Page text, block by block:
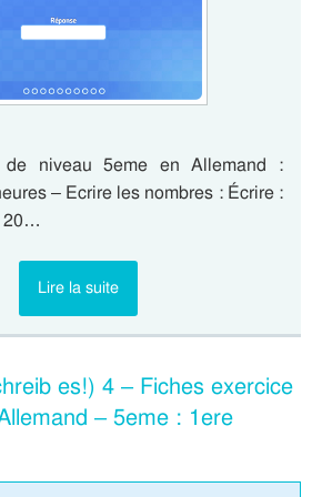
niveau 5eme en Allemand :
– Ecrire les nombres : Écrire :
20…
Lire la suite
es!) 4 – Fiches exercice
– 5eme : 1ere